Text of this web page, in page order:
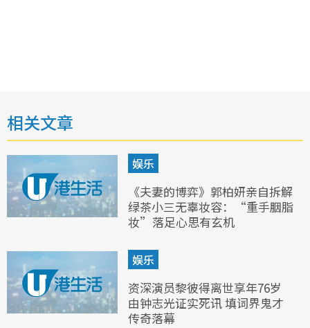
相关文章
娱乐
《夫妻的博弈》郭柏妍亲自拆解
绿茶小三无辜妆容：“重手胭脂
妆”落足心思有玄机
娱乐
资深演员黎彼得离世享年76岁
由钟志光证实死讯 填词界鬼才
传奇落幕